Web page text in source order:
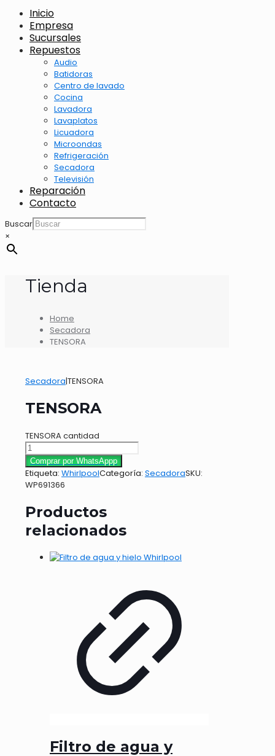
Inicio
Empresa
Sucursales
Repuestos
Audio
Batidoras
Centro de lavado
Cocina
Lavadora
Lavaplatos
Licuadora
Microondas
Refrigeración
Secadora
Televisión
Reparación
Contacto
Buscar
×
Tienda
Home
Secadora
TENSORA
Secadora|TENSORA
TENSORA
TENSORA cantidad
Comprar por WhatsAppp
Etiqueta: WhirlpoolCategoría: SecadoraSKU:
WP691366
Productos
relacionados
Filtro de agua y